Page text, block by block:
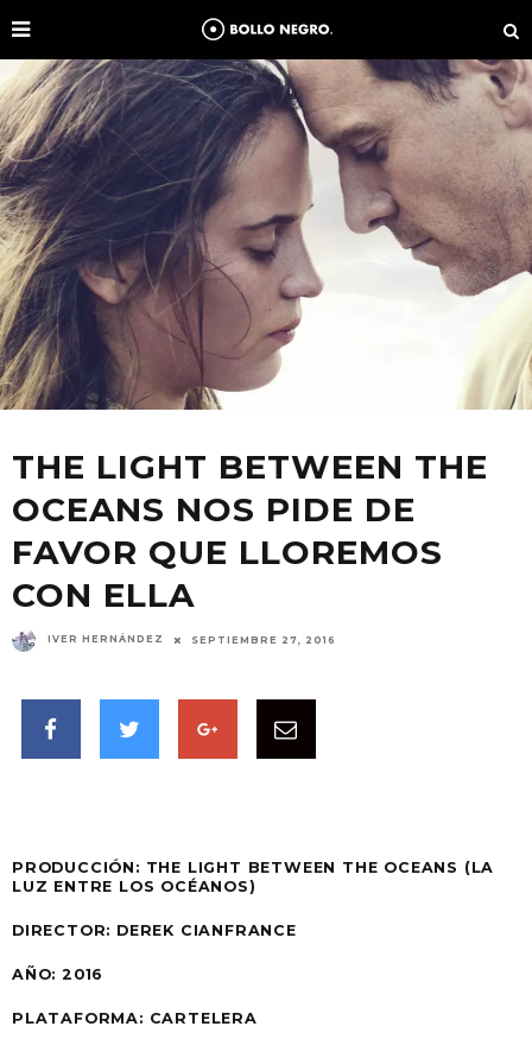
THE LIGHT BETWEEN THE
OCEANS NOS PIDE DE
FAVOR QUE LLOREMOS
CON ELLA
IVER HERNÁNDEZ SEPTIEMBRE 27, 2016
PRODUCCIÓN: THE LIGHT BETWEEN THE OCEANS (LA
LUZ ENTRE LOS OCÉANOS)
DIRECTOR: DEREK CIANFRANCE
AÑO: 2016
PLATAFORMA: CARTELERA